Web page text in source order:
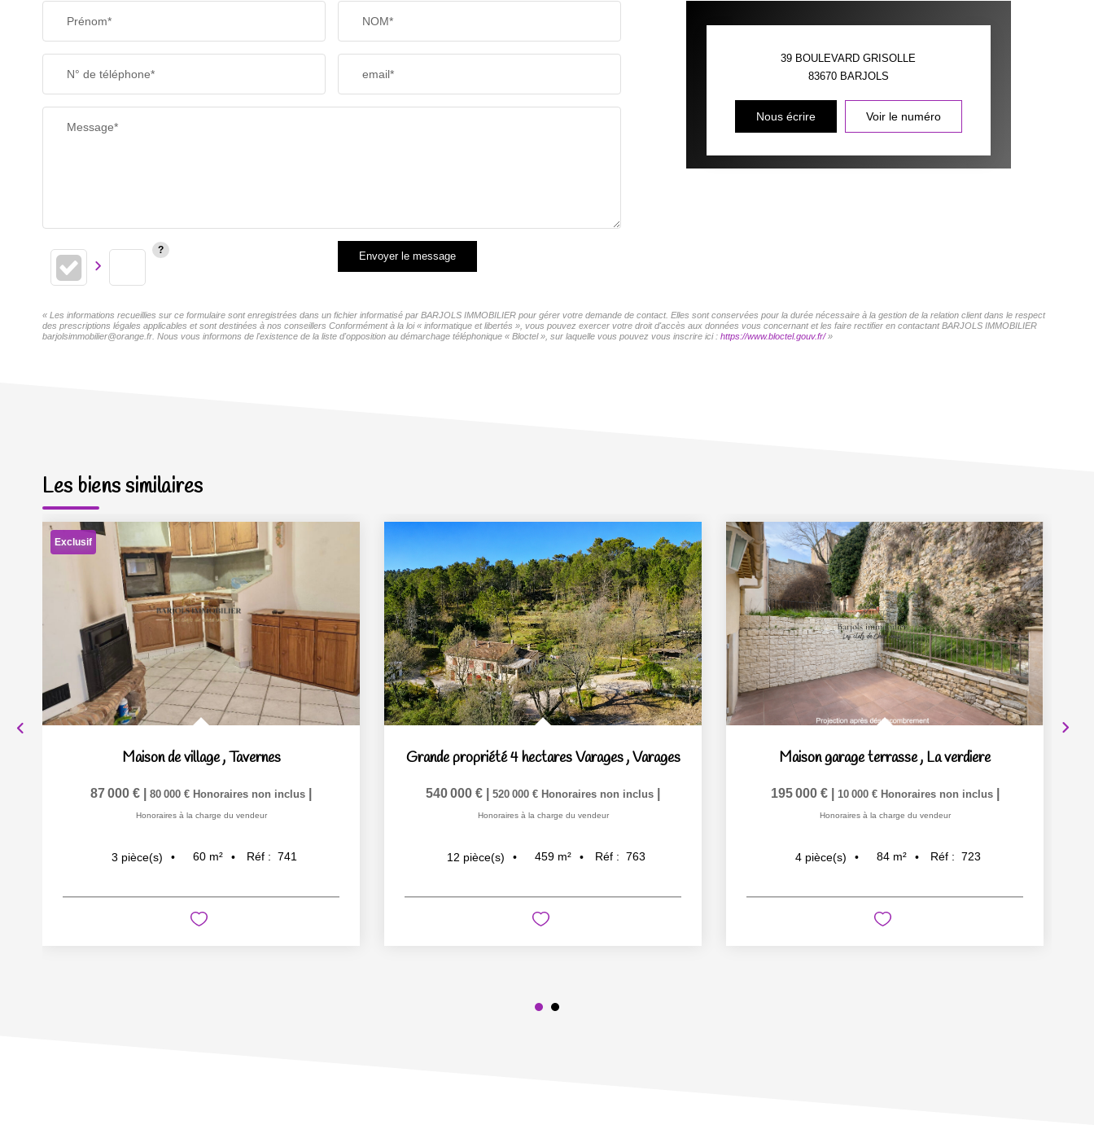
Prénom* NOM*
N° de téléphone* email*
Message*
Envoyer le message
39 BOULEVARD GRISOLLE
83670 BARJOLS
Nous écrire Voir le numéro
« Les informations recueillies sur ce formulaire sont enregistrées dans un fichier informatisé par BARJOLS IMMOBILIER pour gérer votre demande de contact. Elles sont conservées pour la durée nécessaire à la gestion de la relation client dans le respect
des prescriptions légales applicables et sont destinées à nos conseillers Conformément à la loi « informatique et libertés », vous pouvez exercer votre droit d'accès aux données vous concernant et les faire rectifier en contactant BARJOLS IMMOBILIER
barjolsimmobilier@orange.fr. Nous vous informons de l'existence de la liste d'opposition au démarchage téléphonique « Bloctel », sur laquelle vous pouvez vous inscrire ici : https://www.bloctel.gouv.fr/»
Les biens similaires
Exclusif
Maison de village,Tavernes
87 000 € 80 000 € Honoraires non inclus
Honoraires à la charge du vendeur
3 pièce(s) 60 m² Réf : 741
Grande propriété 4 hectares Varages,Varages
540 000 € 520 000 € Honoraires non inclus
Honoraires à la charge du vendeur
12 pièce(s) 459 m² Réf : 763
Maison garage terrasse, La verdiere
195 000 € 10 000 € Honoraires non inclus
Honoraires à la charge du vendeur
4 pièce(s) 84 m² Réf : 723